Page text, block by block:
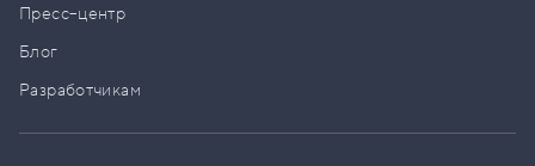
Пресс–центр
Блог
Разработчикам